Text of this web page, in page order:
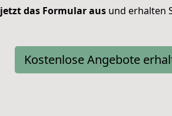
das Formular aus und erhalten
Kostenlose Angebote